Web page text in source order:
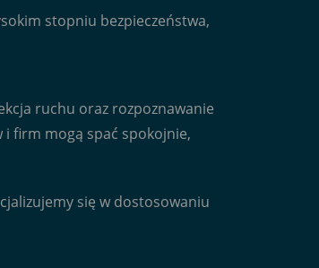
stopniu bezpieczeństwa,
ruchu oraz rozpoznawanie
firm mogą spać spokojnie,
się w dostosowaniu